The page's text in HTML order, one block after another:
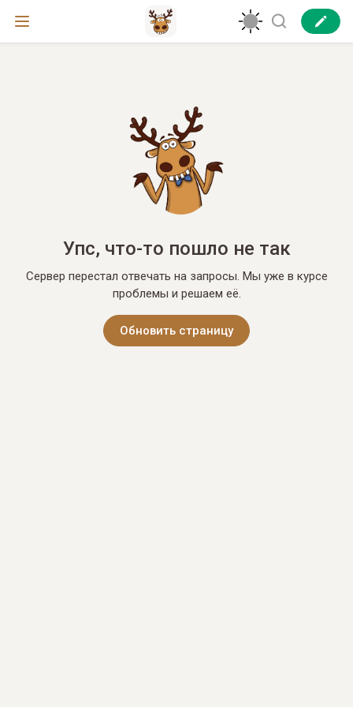
Упс, что-то пошло не так
Сервер перестал отвечать на запросы. Мы уже в курсе
проблемы и решаем её.
Обновить страницу